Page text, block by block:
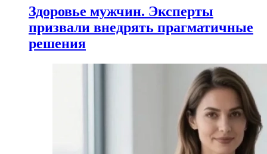
Здоровье мужчин. Эксперты
призвали внедрять прагматичные
решения